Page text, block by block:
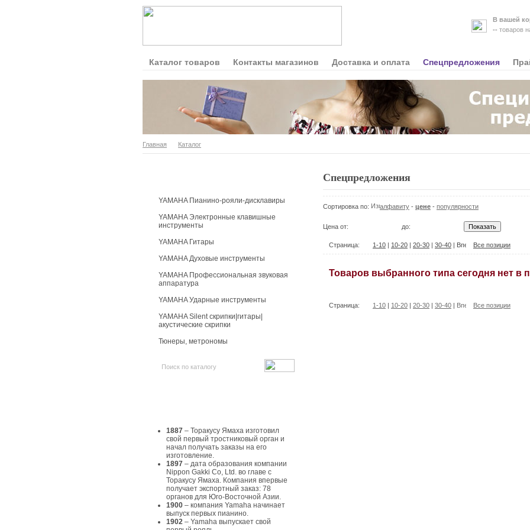
В вашей
-- товаров
Каталог товаров Контакты магазинов Доставка и оплата Спецпредложения
Главная Каталог
YAMAHA Пианино-рояли-дисклавиры
YAMAHA Электронные клавишные
инструменты
YAMAHA Гитары
YAMAHA Духовые инструменты
YAMAHA Профессиональная звуковая
аппаратура
YAMAHA Ударные инструменты
YAMAHA Silent скрипки|гитары|
акустические скрипки
Тюнеры, метрономы
1887 – Торакусу Ямаха изготовил
свой первый тростниковый орган и
начал получать заказы на его
изготовление.
1897 – дата образования компании
Nippon Gakki Co, Ltd. во главе с
Торакусу Ямаха. Компания впервые
получает экспортный заказ: 78
органов для Юго-Восточной Азии.
1900 – компания Yamaha начинает
выпуск первых пианино.
1902 – Yamaha выпускает свой
Спецпредложения
Сортировка по: алфавиту - цене - популярности
Цена от: до:
Страница: 1-10 10-20 20-30 30-40 Все позиции
Товаров выбранного типа сегодня нет в
Страница: 1-10 10-20 20-30 30-40 Все позиции